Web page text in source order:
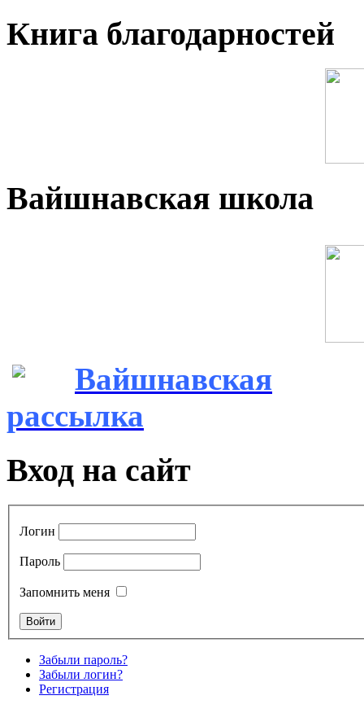
Книга благодарностей
Вайшнавская школа
Вайшнавская
рассылка
Вход на сайт
Логин
Пароль
Запомнить меня
Забыли пароль?
Забыли логин?
Регистрация